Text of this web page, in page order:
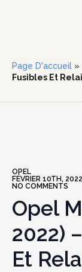
Page D'accueil »
Fusibles Et
OPEL
FÉVRIER 10TH, 2022
NO COMMENTS
Opel
2022)
Et